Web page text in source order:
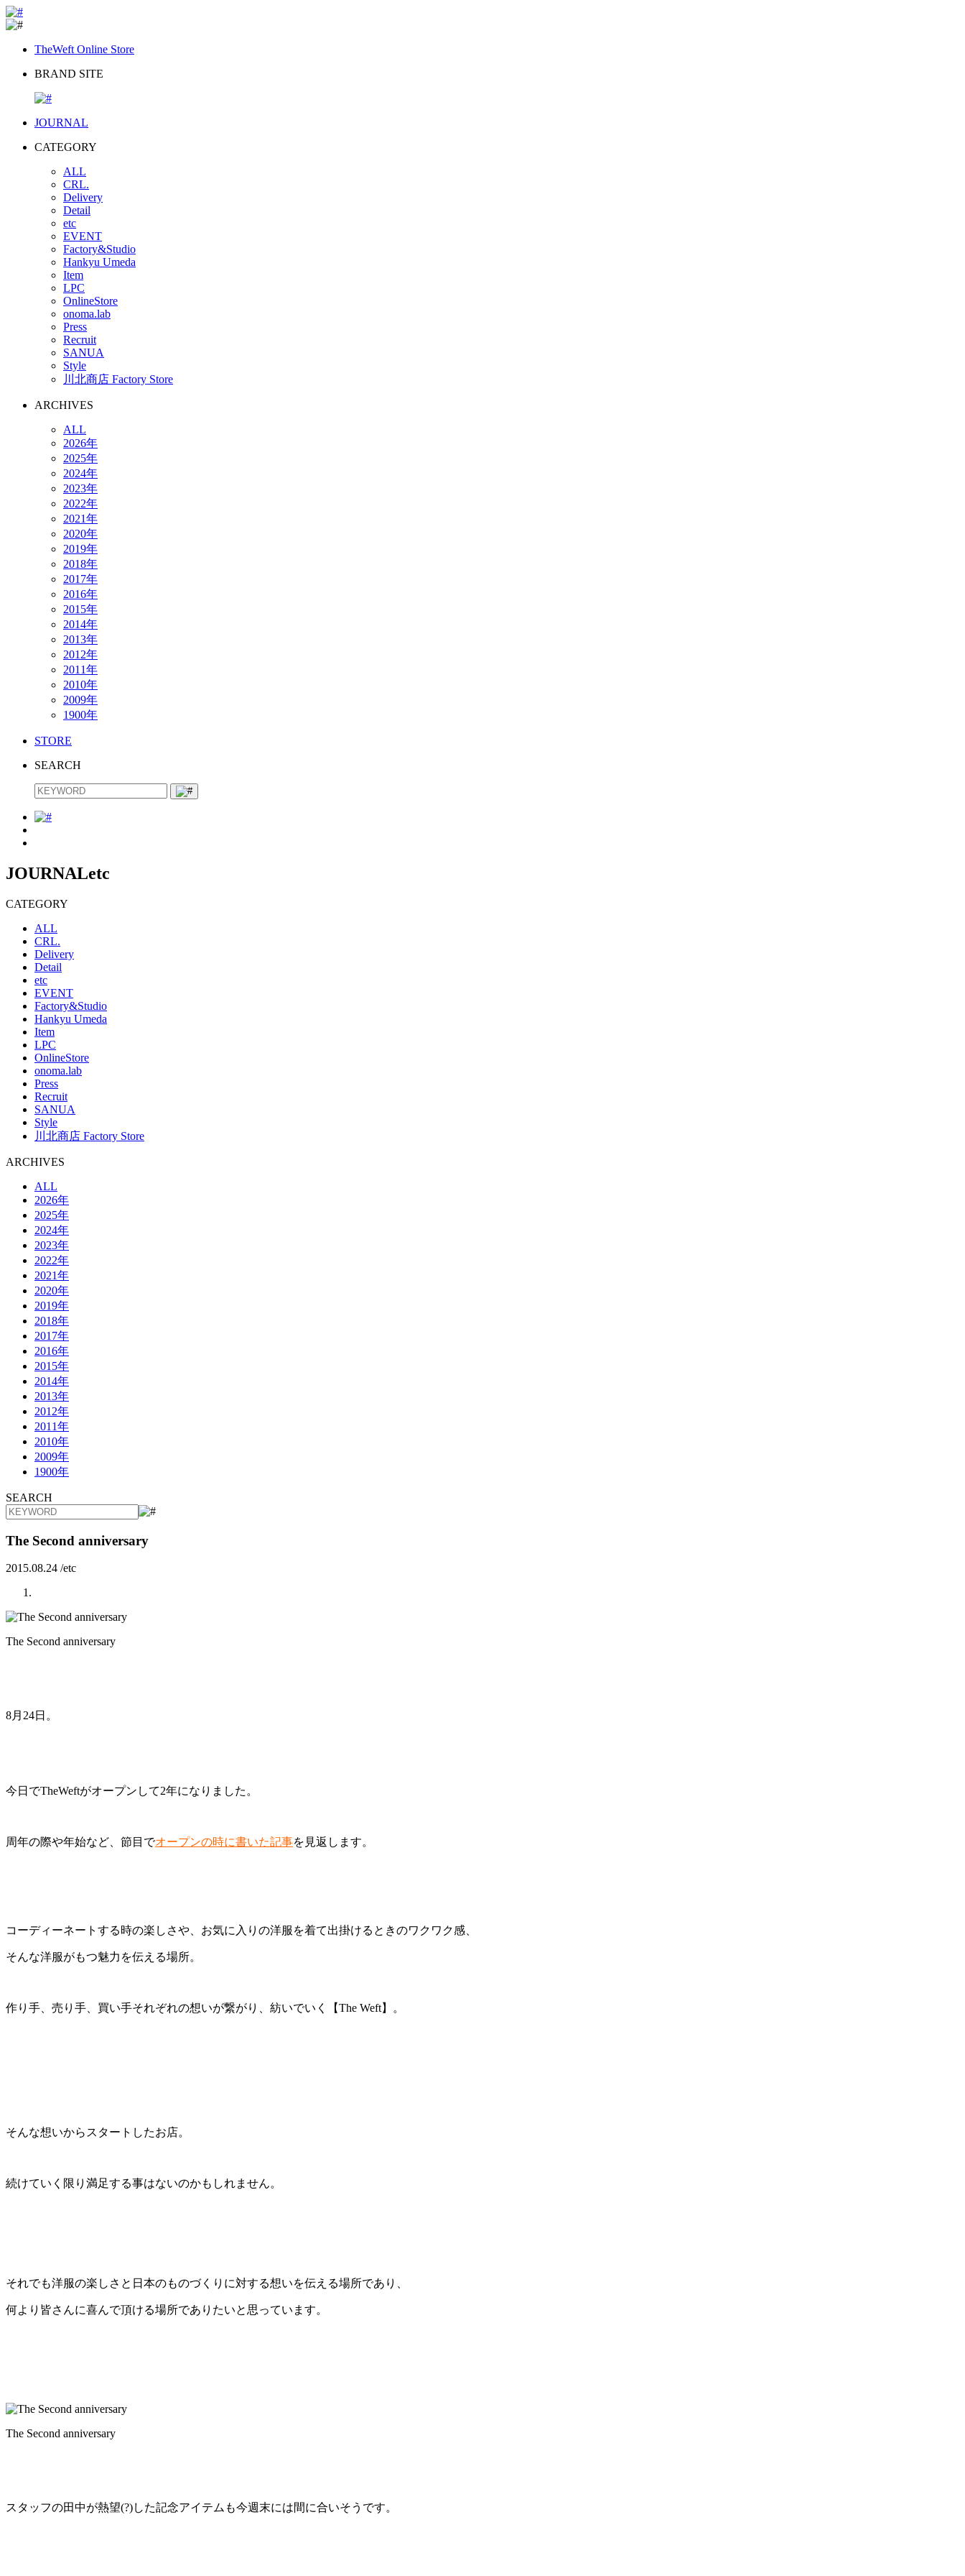
TheWeft Online Store
BRAND SITE
JOURNAL
CATEGORY
ALL
CRL.
Delivery
Detail
etc
EVENT
Factory&Studio
Hankyu Umeda
Item
LPC
OnlineStore
onoma.lab
Press
Recruit
SANUA
Style
川北商店 Factory Store
ARCHIVES
ALL
2026年
2025年
2024年
2023年
2022年
2021年
2020年
2019年
2018年
2017年
2016年
2015年
2014年
2013年
2012年
2011年
2010年
2009年
1900年
STORE
SEARCH
JOURNALetc
CATEGORY
ALL
CRL.
Delivery
Detail
etc
EVENT
Factory&Studio
Hankyu Umeda
Item
LPC
OnlineStore
onoma.lab
Press
Recruit
SANUA
Style
川北商店 Factory Store
ARCHIVES
ALL
2026年
2025年
2024年
2023年
2022年
2021年
2020年
2019年
2018年
2017年
2016年
2015年
2014年
2013年
2012年
2011年
2010年
2009年
1900年
SEARCH
The Second anniversary
2015.08.24 /etc
The Second anniversary
8月24日。
今日でTheWeftがオープンして2年になりました。
周年の際や年始など、節目でオープンの時に書いた記事を見返します。
コーディーネートする時の楽しさや、 お気に入りの洋服を着て出掛けるときのワクワク感、
そんな洋服がもつ魅力を伝える場所。
作り手、売り手、買い手それぞれの想いが繋がり、紡いでいく【The Weft】。
そんな想いからスタートしたお店。
続けていく限り満足する事はないのかもしれません。
それでも洋服の楽しさと日本のものづくりに対する想いを伝える場所であり、
何より皆さんに喜んで頂ける場所でありたいと思っています。
The Second anniversary
スタッフの田中が熱望(?)した記念アイテムも今週末には間に合いそうです。